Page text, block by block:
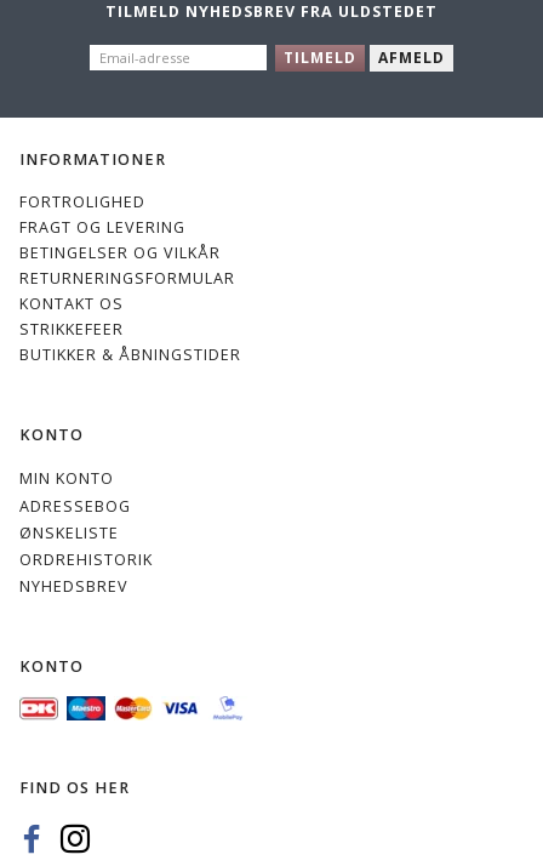
TILMELD NYHEDSBREV FRA ULDSTEDET
EMAIL-
ADRESSE
TILMELD AFMELD
INFORMATIONER
FORTROLIGHED
FRAGT OG LEVERING
BETINGELSER OG VILKÅR
RETURNERINGSFORMULAR
KONTAKT OS
STRIKKEFEER
BUTIKKER & ÅBNINGSTIDER
KONTO
MIN KONTO
ADRESSEBOG
ØNSKELISTE
ORDREHISTORIK
NYHEDSBREV
KONTO
FIND OS HER